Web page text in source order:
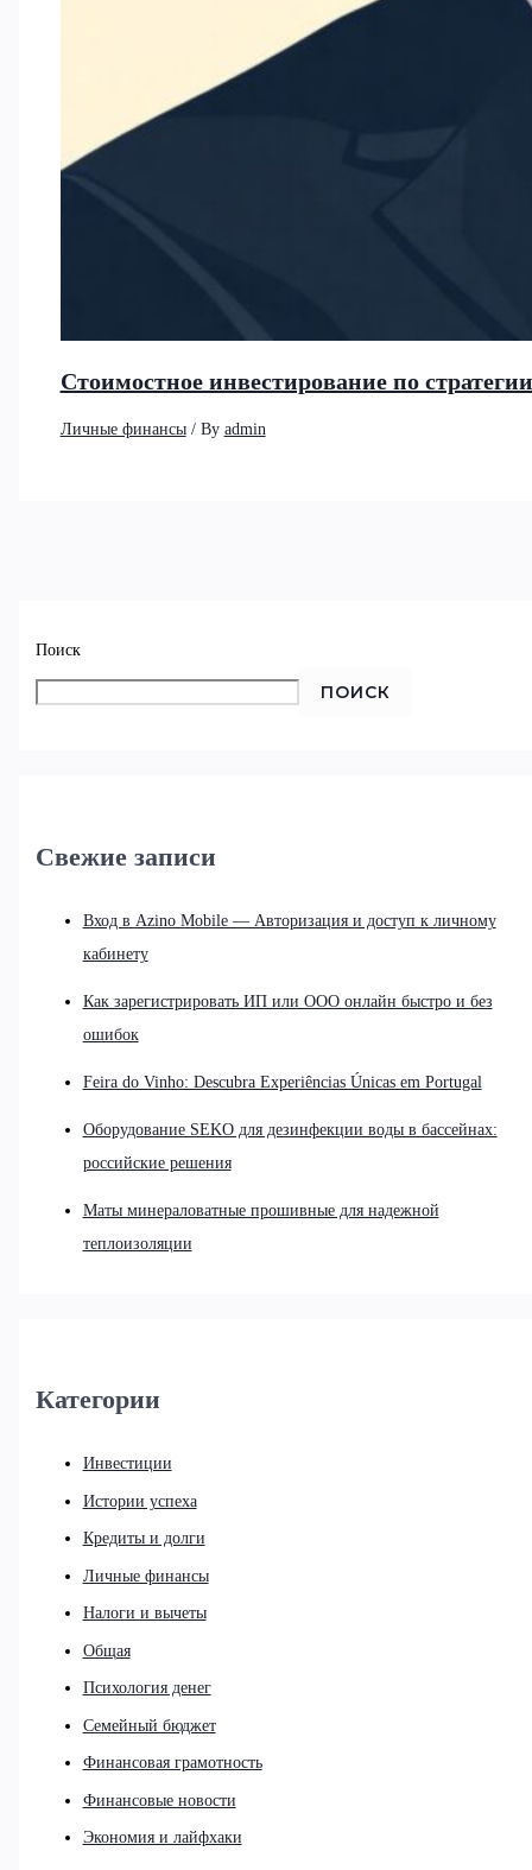
Поиск
ПОИСК
Свежие записи
Вход в Azino Mobile — Авторизация и доступ к личному
кабинету
Как зарегистрировать ИП или ООО онлайн быстро и без
ошибок
Feira do Vinho: Descubra Experiências Únicas em Portugal
Оборудование SEKO для дезинфекции воды в бассейнах:
российские решения
Маты минераловатные прошивные для надежной
теплоизоляции
Категории
Инвестиции
Истории успеха
Кредиты и долги
Личные финансы
Налоги и вычеты
Общая
Психология денег
Семейный бюджет
Финансовая грамотность
Финансовые новости
Экономия и лайфхаки
Стоимостное инвестирование по
Личные финансы/ By admin